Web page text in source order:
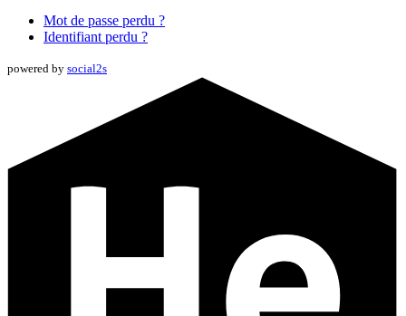
Mot de passe perdu ?
Identifiant perdu ?
powered by social2s